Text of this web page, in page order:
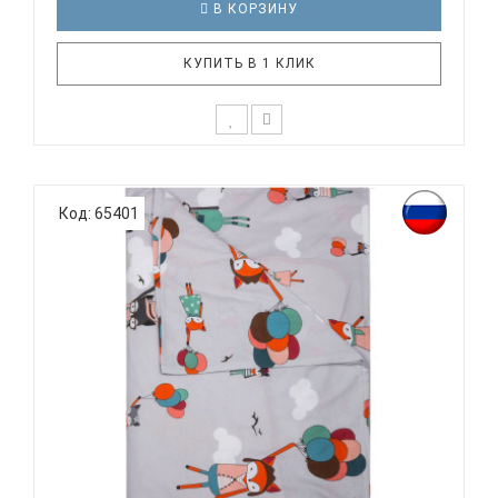
В КОРЗИНУ
КУПИТЬ В 1 КЛИК
родитель подходит очень основательно. Ведь
ребенок большую часть времени проводит в
кровати. И натуральность тканей, нежный и
веселый рисунок, высокая устойчивость к частым
стиркам – очень важные параметр..
Код: 65401
ВОМБАТИК CLASSIC COLLECTION ЛИСЯТА -